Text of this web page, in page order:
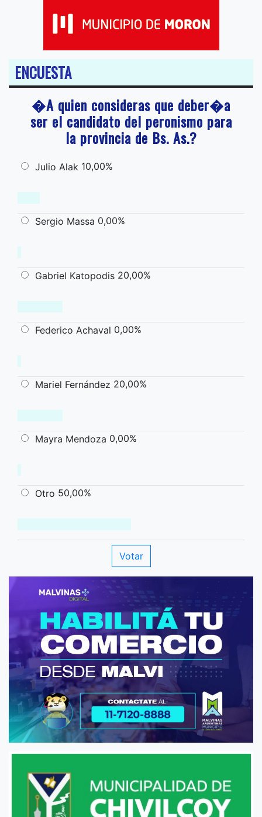
ENCUESTA
�A quien consideras que deber�a
ser el candidato del peronismo para
la provincia de Bs. As.?
Julio Alak 10,00%
Sergio Massa 0,00%
Gabriel Katopodis 20,00%
Federico Achaval 0,00%
Mariel Fernández 20,00%
Mayra Mendoza 0,00%
Otro 50,00%